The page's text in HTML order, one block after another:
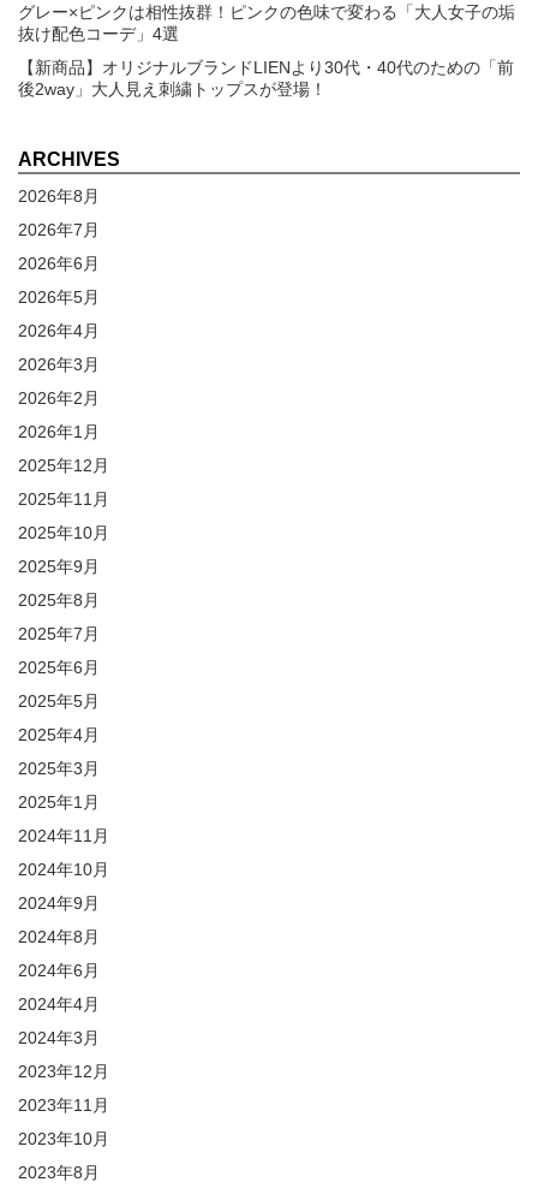
グレー×ピンクは相性抜群！ピンクの色味で変わる「大人女子の垢
抜け配色コーデ」4選
【新商品】オリジナルブランドLIENより30代・40代のための「前
後2way」大人見え刺繍トップスが登場！
ARCHIVES
2026年8月
2026年7月
2026年6月
2026年5月
2026年4月
2026年3月
2026年2月
2026年1月
2025年12月
2025年11月
2025年10月
2025年9月
2025年8月
2025年7月
2025年6月
2025年5月
2025年4月
2025年3月
2025年1月
2024年11月
2024年10月
2024年9月
2024年8月
2024年6月
2024年4月
2024年3月
2023年12月
2023年11月
2023年10月
2023年8月